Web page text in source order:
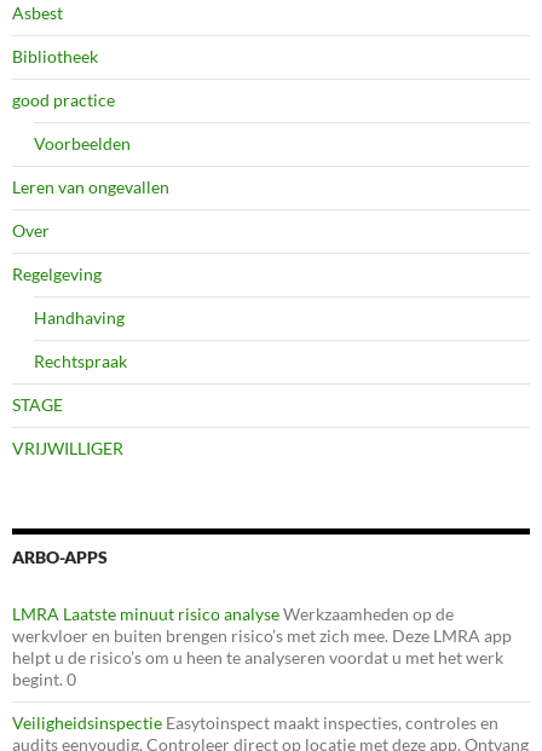
Asbest
Bibliotheek
good practice
Voorbeelden
Leren van ongevallen
Over
Regelgeving
Handhaving
Rechtspraak
STAGE
VRIJWILLIGER
ARBO-APPS
LMRA Laatste minuut risico analyseWerkzaamheden op de
werkvloer en buiten brengen risico’s met zich mee. Deze LMRA app
helpt u de risico’s om u heen te analyseren voordat u met het werk
begint. 0
Veiligheidsinspectie Easytoinspect maakt inspecties, controles en
audits eenvoudig. Controleer direct op locatie met deze app. Ontvang